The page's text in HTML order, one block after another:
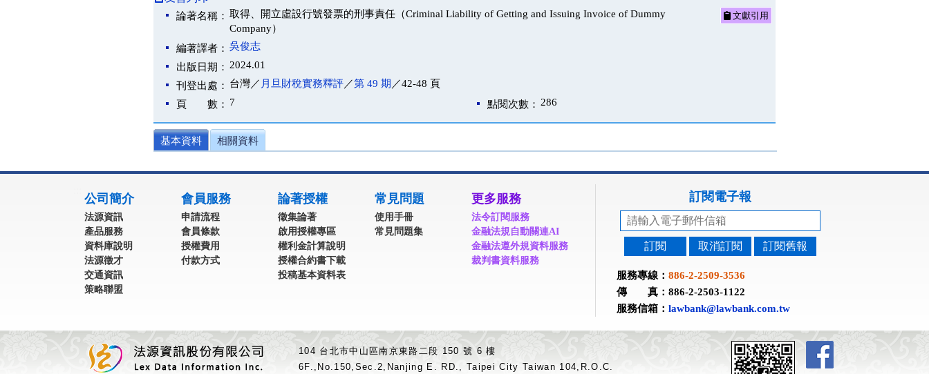
論著名稱： 取得、開立虛設行號發票的刑事責任（Criminal Liability of Getting and Issuing Invoice of Dummy
Company）
文獻引用
編著譯者： 吳俊志
出版日期： 2024.01
刊登出處： 台灣／ 月旦財稅實務釋評／第 49 期 ／42-48 頁
頁 數： 7 點閱次數： 286
基本資料 相關資料
公司簡介
法源資訊
產品服務
資料庫說明
法源徵才
交通資訊
策略聯盟
會員服務
申請流程
會員條款
授權費用
付款方式
論著授權
徵集論著
啟用授權專區
權利金計算說明
授權合約書下載
投稿基本資料表
常見問題
使用手冊
常見問題集
更多服務
法令訂閱服務
金融法規自動關連AI
金融法遵外規資料服務
裁判書資料服務
訂閱電子報
訂閱 取消訂閱 訂閱舊報
服務專線： 886-2-2509-3536
傳 真：886-2-2503-1122
服務信箱： lawbank@lawbank.com.tw
104 台北市中山區南京東路二段 150 號 6 樓
6F.,No.150,Sec.2,Nanjing E. RD., Taipei City Taiwan 104,R.O.C.